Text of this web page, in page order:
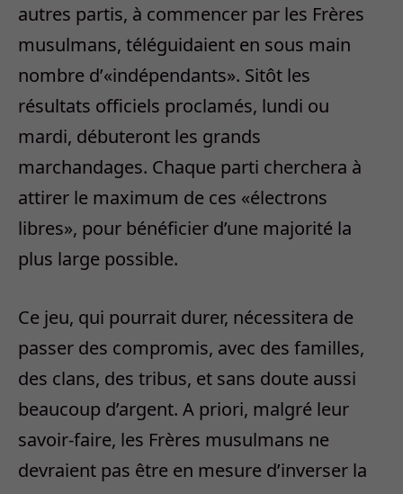
autres partis, à commencer par les Frères
musulmans, téléguidaient en sous main
nombre d’«indépendants». Sitôt les
résultats officiels proclamés, lundi ou
mardi, débuteront les grands
marchandages. Chaque parti cherchera à
attirer le maximum de ces «électrons
libres», pour bénéficier d’une majorité la
plus large possible.
Ce jeu, qui pourrait durer, nécessitera de
passer des compromis, avec des familles,
des clans, des tribus, et sans doute aussi
beaucoup d’argent. A priori, malgré leur
savoir-faire, les Frères musulmans ne
devraient pas être en mesure d’inverser la